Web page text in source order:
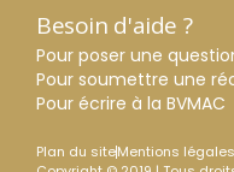
Besoin d'aide ?
Pour poser une
Pour soumettre une
Pour écrire à la BVMAC
Plan du siteMentions légales